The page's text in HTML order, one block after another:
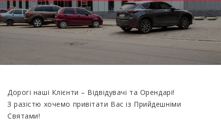
Дорогі наші Клієнти – Відвідувачі та Орендарі!
З разістю хочемо привітати Вас із Прийдешніми
Святами!